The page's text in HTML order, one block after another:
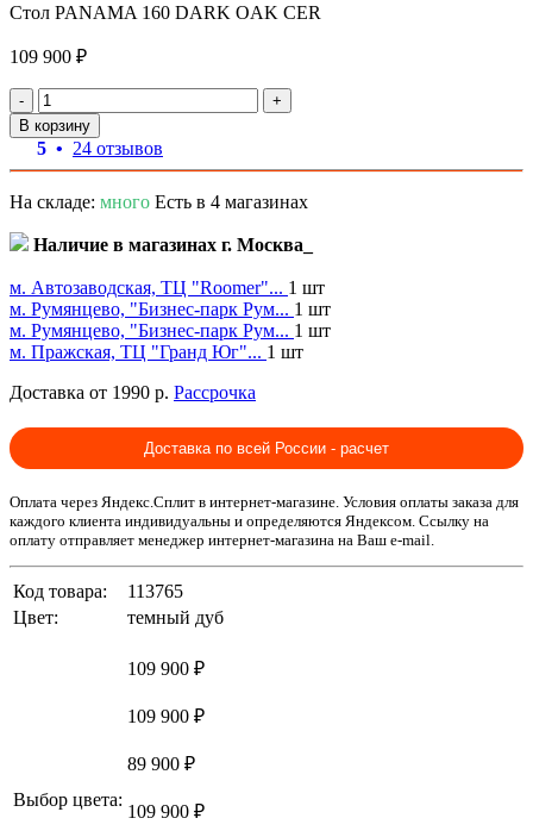
Стол PANAMA 160 DARK OAK CER
109 900 ₽
-
+
В корзину
5 • 24 отзывов
На складе: много Есть в 4 магазинах
Наличие в магазинах г. Москва_
м. Автозаводская, ТЦ "Roomer"... 1 шт
м. Румянцево, "Бизнес-парк Рум... 1 шт
м. Румянцево, "Бизнес-парк Рум... 1 шт
м. Пражская, ТЦ "Гранд Юг"... 1 шт
Доставка от 1990 р. Рассрочка
Доставка по всей России - расчет
Оплата через Яндекс.Сплит в интернет-магазине. Условия оплаты заказа для
каждого клиента индивидуальны и определяются Яндексом. Ссылку на
оплату отправляет менеджер интернет-магазина на Ваш e-mail.
Код товара:
113765
Цвет:
темный дуб
Выбор цвета:
109 900 ₽
109 900 ₽
89 900 ₽
109 900 ₽